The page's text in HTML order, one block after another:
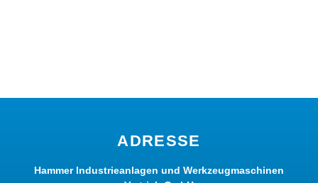
ADRESSE
Hammer Industrieanlagen und Werkzeugmaschinen